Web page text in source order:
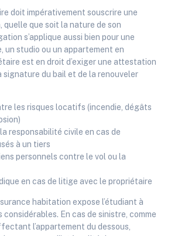
doit impérativement souscrire une
quelle que soit la nature de son
s’applique aussi bien pour une
un studio ou un appartement en
est en droit d’exiger une attestation
signature du bail et de la renouveler
les risques locatifs (incendie, dégâts
responsabilité civile en cas de
à un tiers
personnels contre le vol ou la
en cas de litige avec le propriétaire
habitation expose l’étudiant à
En cas de sinistre, comme
l’appartement du dessous,